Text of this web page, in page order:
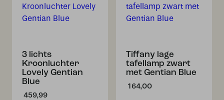
3 lichts
Kroonluchter
Lovely Gentian
Blue
459,99
Tiffany lage
tafellamp zwart
met Gentian Blue
164,00